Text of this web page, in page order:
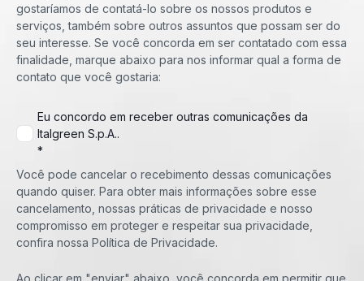
gostaríamos de contatá-lo sobre os nossos produtos e
serviços, também sobre outros assuntos que possam ser do
seu interesse. Se você concorda em ser contatado com essa
finalidade, marque abaixo para nos informar qual a forma de
contato que você gostaria:
Eu concordo em receber outras comunicações da
Italgreen S.p.A..
*
Você pode cancelar o recebimento dessas comunicações
quando quiser. Para obter mais informações sobre esse
cancelamento, nossas práticas de privacidade e nosso
compromisso em proteger e respeitar sua privacidade,
confira nossa Política de Privacidade.
Ao clicar em "enviar" abaixo, você concorda em permitir que